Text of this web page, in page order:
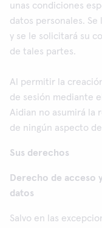
unas condiciones
datos personales.
y se le solicitará su
de tales partes.
Al permitir la
de sesión mediante
Aidian no asumirá la
de ningún aspecto
Sus derechos
Derecho de acceso
datos
Salvo en las